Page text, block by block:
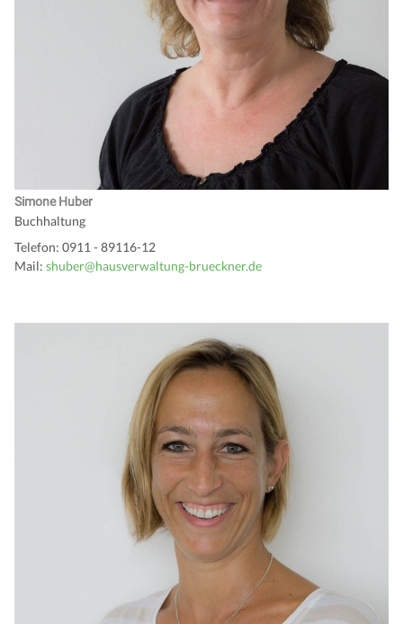
Simone Huber
Buchhaltung
Telefon: 0911 - 89116-12
Mail: shuber@hausverwaltung-brueckner.de